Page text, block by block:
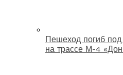
Пешеход погиб под
на трассе М-4